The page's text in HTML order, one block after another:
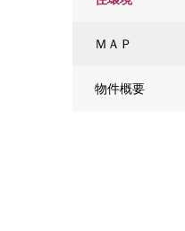
ＭＡＰ
物件概要